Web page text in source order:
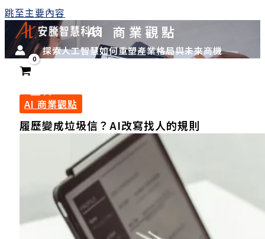
跳至主要內容
AI 商業觀點
探索人工智慧如何重塑產業格局與未來商機
AI 商業觀點
履歷變成垃圾信？AI改寫找人的規則